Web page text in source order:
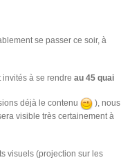
se passer ce soir, à
invités à se rendre au 45 quai
déjà le contenu
), nous
visible très certainement à
visuels (projection sur les